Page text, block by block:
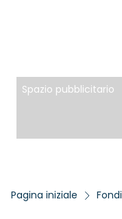
Spazio pubblicitario
Pagina iniziale